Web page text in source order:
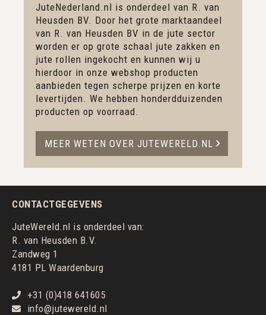
JuteNederland.nl is onderdeel van R. van
Heusden BV. Door het grote marktaandeel
van R. van Heusden BV in de jute sector
worden er op grote schaal jute zakken en
jute rollen ingekocht en kunnen wij u
hierdoor in onze webshop producten
aanbieden tegen scherpe prijzen en korte
levertijden. We hebben honderdduizenden
producten op voorraad.
MEER WETEN OVER JUTEWERELD.NL
CONTACTGEGEVENS
JuteWereld.nl is onderdeel van:
R. van Heusden B.V.
Zandweg 1
4181 PL Waardenburg
+31 (0)418 641605
info@jutewereld.nl